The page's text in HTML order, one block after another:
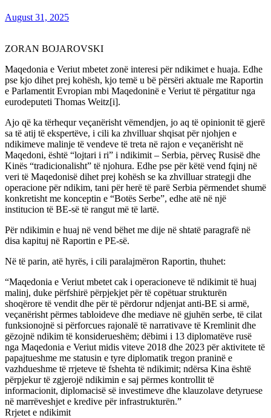
August 31, 2025
ZORAN BOJAROVSKI
Maqedonia e Veriut mbetet zonë interesi për ndikimet e huaja. Edhe
pse kjo dihet prej kohësh, kjo temë u bë përsëri aktuale me Raportin
e Parlamentit Evropian mbi Maqedoninë e Veriut të përgatitur nga
eurodeputeti Thomas Weitz[i].
Ajo që ka tërhequr veçanërisht vëmendjen, jo aq të opinionit të gjerë
sa të atij të ekspertëve, i cili ka zhvilluar shqisat për njohjen e
ndikimeve malinje të vendeve të treta në rajon e veçanërisht në
Maqedoni, është “lojtari i ri” i ndikimit – Serbia, përveç Rusisë dhe
Kinës “tradicionalisht” të njohura. Edhe pse për këtë vend fqinj në
veri të Maqedonisë dihet prej kohësh se ka zhvilluar strategji dhe
operacione për ndikim, tani për herë të parë Serbia përmendet shumë
konkretisht me konceptin e “Botës Serbe”, edhe atë në një
institucion të BE-së të rangut më të lartë.
Për ndikimin e huaj në vend bëhet me dije në shtatë paragrafë në
disa kapituj në Raportin e PE-së.
Në të parin, atë hyrës, i cili paralajmëron Raportin, thuhet:
“Maqedonia e Veriut mbetet cak i operacioneve të ndikimit të huaj
malinj, duke përfshirë përpjekjet për të copëtuar strukturën
shoqërore të vendit dhe për të përdorur ndjenjat anti-BE si armë,
veçanërisht përmes tabloideve dhe mediave në gjuhën serbe, të cilat
funksionojnë si përforcues rajonalë të narrativave të Kremlinit dhe
gëzojnë ndikim të konsiderueshëm; dëbimi i 13 diplomatëve rusë
nga Maqedonia e Veriut midis viteve 2018 dhe 2023 për aktivitete të
papajtueshme me statusin e tyre diplomatik tregon praninë e
vazhdueshme të rrjeteve të fshehta të ndikimit; ndërsa Kina është
përpjekur të zgjerojë ndikimin e saj përmes kontrollit të
informacionit, diplomacisë së investimeve dhe klauzolave ​​detyruese
në marrëveshjet e kredive për infrastrukturën.”
Rrjetet e ndikimit